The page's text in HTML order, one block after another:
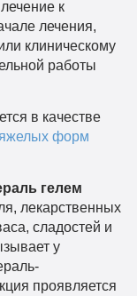
к
лечения,
клиническому
работы
в качестве
форм
гелем
лекарственных
сладостей и
у
проявляется